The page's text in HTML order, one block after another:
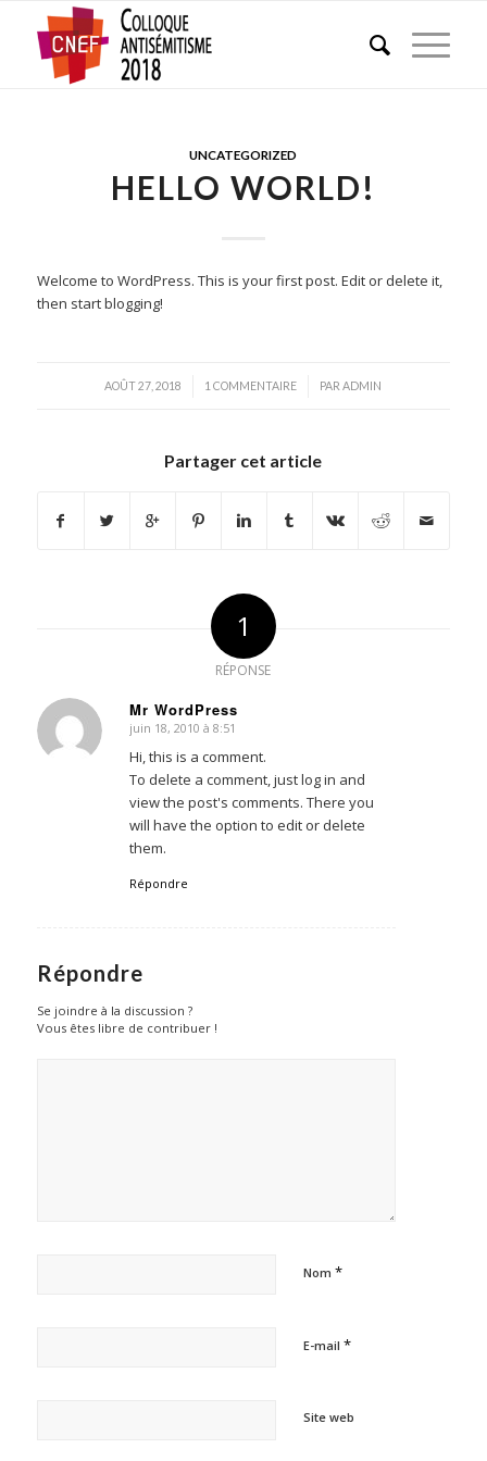
UNCATEGORIZED
HELLO WORLD!
Welcome to WordPress. This is your first post. Edit or delete it,
then start blogging!
AOÛT 27, 2018
/ 1 COMMENTAIRE
/ PARADMIN
Partager cet article
1
RÉPONSE
Mr WordPress
dit
:
juin 18, 2010 à 8:51
Hi, this is a comment.
To delete a comment, just log in and
view the post's comments. There you
will have the option to edit or delete
them.
Répondre
Répondre
Se joindre à la discussion ?
Vous êtes libre de contribuer !
Nom *
E-mail *
Site web